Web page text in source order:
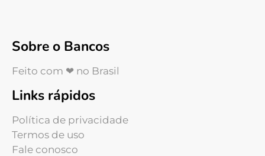
Sobre o Bancos
Feito com ❤ no Brasil
Links rápidos
Política de privacidade
Termos de uso
Fale conosco